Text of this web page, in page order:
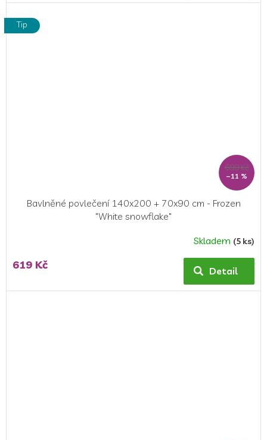
5,0
z
5
Tip
699 Kč
–11 %
Bavlněné povlečení 140x200 + 70x90 cm - Frozen
"White snowflake"
produktu
Skladem (5 ks)
619 Kč Detail